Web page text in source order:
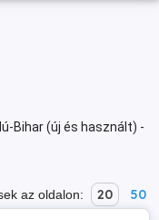
Bihar (új és használt) -
az oldalon: 20 50